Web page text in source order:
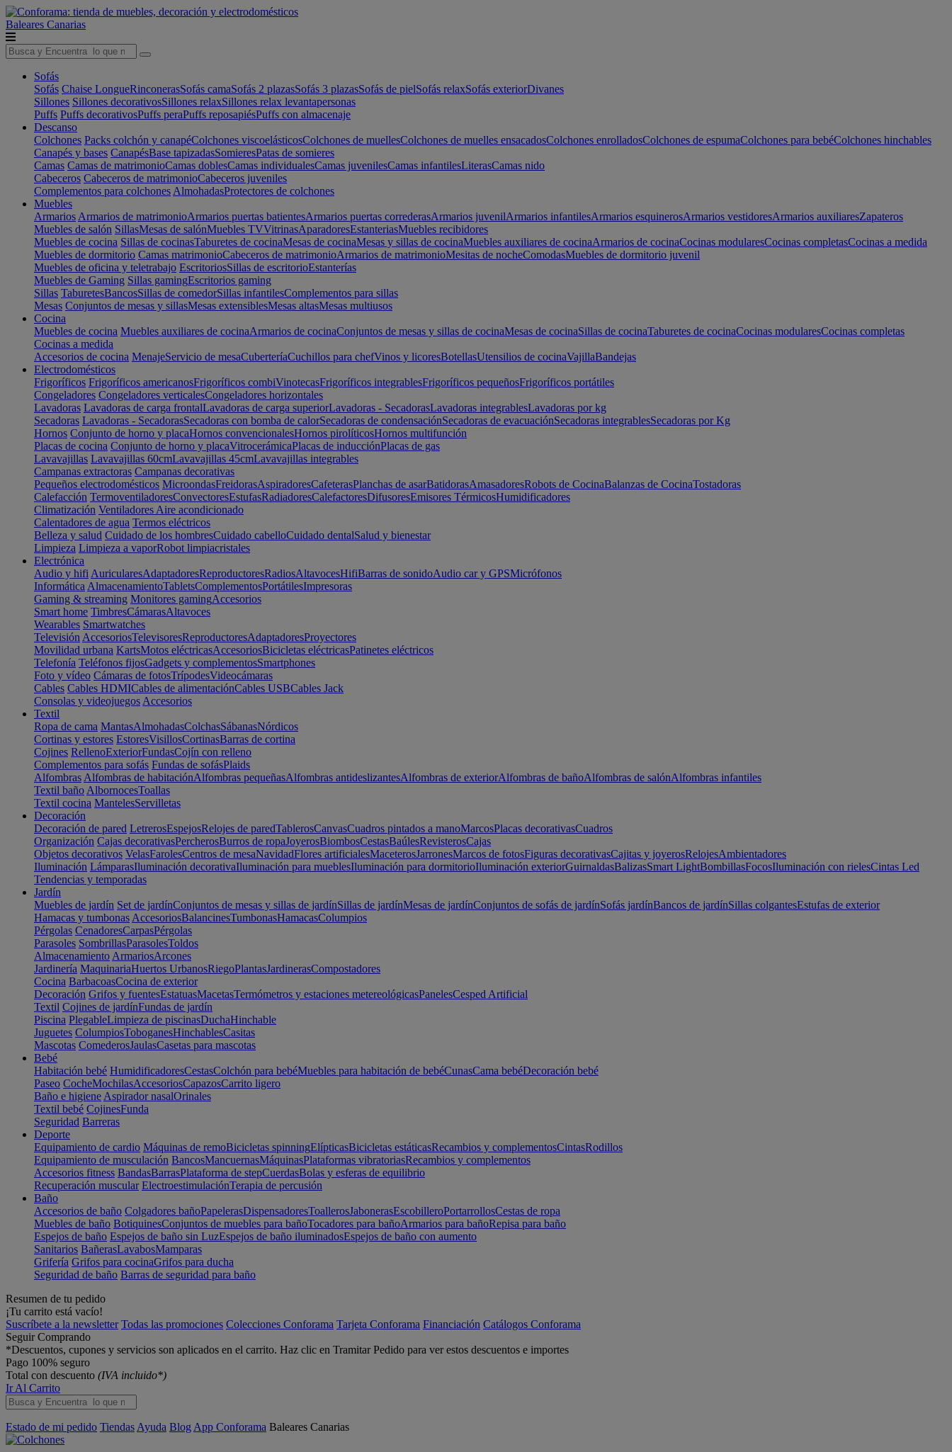
Baleares Canarias
Sofás
Sofás Chaise LongueRinconerasSofás camaSofás 2 plazasSofás 3 plazasSofás de pielSofás relaxSofás exteriorDivanes
Sillones Sillones decorativosSillones relaxSillones relax levantapersonas
Puffs Puffs decorativosPuffs peraPuffs reposapiésPuffs con almacenaje
Descanso
Colchones Packs colchón y canapéColchones viscoelásticosColchones de muellesColchones de muelles ensacadosColchones enrolladosColchones de espumaColchones para bebéColchones hinchables
Canapés y bases CanapésBase tapizadasSomieresPatas de somieres
Camas Camas de matrimonioCamas doblesCamas individualesCamas juvenilesCamas infantilesLiterasCamas nido
Cabeceros Cabeceros de matrimonioCabeceros juveniles
Complementos para colchones AlmohadasProtectores de colchones
Muebles
Armarios Armarios de matrimonioArmarios puertas batientesArmarios puertas correderasArmarios juvenilArmarios infantilesArmarios esquinerosArmarios vestidoresArmarios auxiliaresZapateros
Muebles de salón SillasMesas de salónMuebles TVVitrinasAparadoresEstanteriasMuebles recibidores
Muebles de cocina Sillas de cocinasTaburetes de cocinaMesas de cocinaMesas y sillas de cocinaMuebles auxiliares de cocinaArmarios de cocinaCocinas modularesCocinas completasCocinas a medida
Muebles de dormitorio Camas matrimonioCabeceros de matrimonioArmarios de matrimonioMesitas de nocheComodasMuebles de dormitorio juvenil
Muebles de oficina y teletrabajo EscritoriosSillas de escritorioEstanterías
Muebles de Gaming Sillas gamingEscritorios gaming
Sillas TaburetesBancosSillas de comedorSillas infantilesComplementos para sillas
Mesas Conjuntos de mesas y sillasMesas extensiblesMesas altasMesas multiusos
Cocina
Muebles de cocina Muebles auxiliares de cocinaArmarios de cocinaConjuntos de mesas y sillas de cocinaMesas de cocinaSillas de cocinaTaburetes de cocinaCocinas modularesCocinas completas
Cocinas a medida
Accesorios de cocina MenajeServicio de mesaCuberteríaCuchillos para chefVinos y licoresBotellasUtensilios de cocinaVajillaBandejas
Electrodomésticos
Frigoríficos Frigoríficos americanosFrigoríficos combiVinotecasFrigoríficos integrablesFrigoríficos pequeñosFrigoríficos portátiles
Congeladores Congeladores verticalesCongeladores horizontales
Lavadoras Lavadoras de carga frontalLavadoras de carga superiorLavadoras - SecadorasLavadoras integrablesLavadoras por kg
Secadoras Lavadoras - SecadorasSecadoras con bomba de calorSecadoras de condensaciónSecadoras de evacuaciónSecadoras integrablesSecadoras por Kg
Hornos Conjunto de horno y placaHornos convencionalesHornos pirolíticosHornos multifunción
Placas de cocina Conjunto de horno y placaVitrocerámicaPlacas de inducciónPlacas de gas
Lavavajillas Lavavajillas 60cmLavavajillas 45cmLavavajillas integrables
Campanas extractoras Campanas decorativas
Pequeños electrodomésticos MicroondasFreidorasAspiradoresCafeterasPlanchas de asarBatidorasAmasadoresRobots de CocinaBalanzas de CocinaTostadoras
Calefacción TermoventiladoresConvectoresEstufasRadiadoresCalefactoresDifusoresEmisores TérmicosHumidificadores
Climatización Ventiladores Aire acondicionado
Calentadores de agua Termos eléctricos
Belleza y salud Cuidado de los hombresCuidado cabelloCuidado dentalSalud y bienestar
Limpieza Limpieza a vaporRobot limpiacristales
Electrónica
Audio y hifi AuricularesAdaptadoresReproductoresRadiosAltavocesHifiBarras de sonidoAudio car y GPSMicrófonos
Informática AlmacenamientoTabletsComplementosPortátilesImpresoras
Gaming & streaming Monitores gamingAccesorios
Smart home TimbresCámarasAltavoces
Wearables Smartwatches
Televisión AccesoriosTelevisoresReproductoresAdaptadoresProyectores
Movilidad urbana KartsMotos eléctricasAccesoriosBicicletas eléctricasPatinetes eléctricos
Telefonía Teléfonos fijosGadgets y complementosSmartphones
Foto y vídeo Cámaras de fotosTrípodesVideocámaras
Cables Cables HDMICables de alimentaciónCables USBCables Jack
Consolas y videojuegos Accesorios
Textil
Ropa de cama MantasAlmohadasColchasSábanasNórdicos
Cortinas y estores EstoresVisillosCortinasBarras de cortina
Cojines RellenoExteriorFundasCojín con relleno
Complementos para sofás Fundas de sofásPlaids
Alfombras Alfombras de habitaciónAlfombras pequeñasAlfombras antideslizantesAlfombras de exteriorAlfombras de bañoAlfombras de salónAlfombras infantiles
Textil baño AlbornocesToallas
Textil cocina MantelesServilletas
Decoración
Decoración de pared LetrerosEspejosRelojes de paredTablerosCanvasCuadros pintados a manoMarcosPlacas decorativasCuadros
Organización Cajas decorativasPercherosBurros de ropaJoyerosBiombosCestasBaúlesRevisterosCajas
Objetos decorativos VelasFarolesCentros de mesaNavidadFlores artificialesMaceterosJarronesMarcos de fotosFiguras decorativasCajitas y joyerosRelojesAmbientadores
Iluminación LámparasIluminación decorativaIluminación para mueblesIluminación para dormitorioIluminación exteriorGuirnaldasBalizasSmart LightBombillasFocosIluminación con rielesCintas Led
Tendencias y temporadas
Jardín
Muebles de jardín Set de jardínConjuntos de mesas y sillas de jardínSillas de jardínMesas de jardínConjuntos de sofás de jardínSofás jardínBancos de jardínSillas colgantesEstufas de exterior
Hamacas y tumbonas AccesoriosBalancinesTumbonasHamacasColumpios
Pérgolas CenadoresCarpasPérgolas
Parasoles SombrillasParasolesToldos
Almacenamiento ArmariosArcones
Jardinería MaquinariaHuertos UrbanosRiegoPlantasJardinerasCompostadores
Cocina BarbacoasCocina de exterior
Decoración Grifos y fuentesEstatuasMacetasTermómetros y estaciones metereológicasPanelesCesped Artificial
Textil Cojines de jardínFundas de jardín
Piscina PlegableLimpieza de piscinasDuchaHinchable
Juguetes ColumpiosToboganesHinchablesCasitas
Mascotas ComederosJaulasCasetas para mascotas
Bebé
Habitación bebé HumidificadoresCestasColchón para bebéMuebles para habitación de bebéCunasCama bebéDecoración bebé
Paseo CocheMochilasAccesoriosCapazosCarrito ligero
Baño e higiene Aspirador nasalOrinales
Textil bebé CojinesFunda
Seguridad Barreras
Deporte
Equipamiento de cardio Máquinas de remoBicicletas spinningElípticasBicicletas estáticasRecambios y complementosCintasRodillos
Equipamiento de musculación BancosMancuernasMáquinasPlataformas vibratoriasRecambios y complementos
Accesorios fitness BandasBarrasPlataforma de stepCuerdasBolas y esferas de equilibrio
Recuperación muscular ElectroestimulaciónTerapia de percusión
Baño
Accesorios de baño Colgadores bañoPapelerasDispensadoresToallerosJabonerasEscobilleroPortarrollosCestas de ropa
Muebles de baño BotiquinesConjuntos de muebles para bañoTocadores para bañoArmarios para bañoRepisa para baño
Espejos de baño Espejos de baño sin LuzEspejos de baño iluminadosEspejos de baño con aumento
Sanitarios BañerasLavabosMamparas
Grifería Grifos para cocinaGrifos para ducha
Seguridad de baño Barras de seguridad para baño
Resumen de tu pedido
¡Tu carrito está vacío!
Suscríbete a la newsletter Todas las promociones Colecciones Conforama Tarjeta Conforama Financiación Catálogos Conforama
Seguir Comprando
*Descuentos, cupones y servicios son aplicados en el carrito. Haz clic en Tramitar Pedido para ver estos descuentos e importes
Pago 100% seguro
Total con descuento (IVA incluido*)
Ir Al Carrito
Estado de mi pedido Tiendas Ayuda Blog App Conforama Baleares Canarias